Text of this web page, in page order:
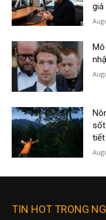
giá
TIN HOT TRONG